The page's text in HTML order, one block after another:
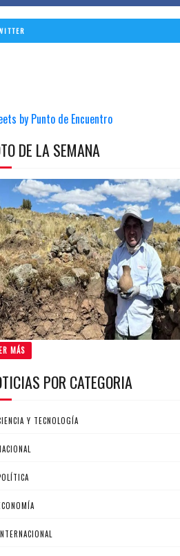
by Punto de Encuentro
DE LA SEMANA
MÁS
POR CATEGORIA
Y TECNOLOGÍA